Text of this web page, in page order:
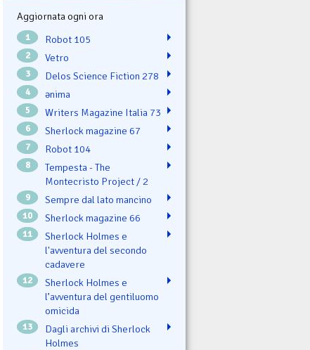
Aggiornata ogni ora
1 Robot 105
2 Vetro
3 Delos Science Fiction 278
4 ənima
5 Writers Magazine Italia 73
6 Sherlock magazine 67
7 Robot 104
8
Tempesta - The
Montecristo Project / 2
9 Sempre dal lato mancino
10 Sherlock magazine 66
11
Sherlock Holmes e
l'avventura del secondo
cadavere
12
Sherlock Holmes e
l’avventura del gentiluomo
omicida
13
Dagli archivi di Sherlock
Holmes